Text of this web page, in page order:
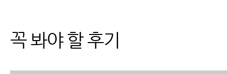
꼭 봐야 할 후기